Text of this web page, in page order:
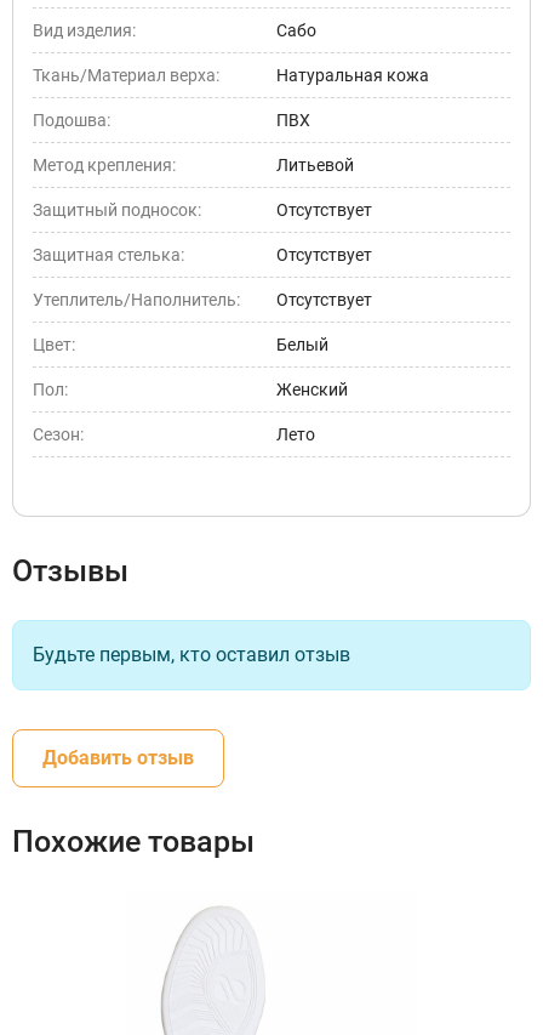
Вид изделия: Сабо
Ткань/Материал верха: Натуральная кожа
Подошва: ПВХ
Метод крепления: Литьевой
Защитный подносок: Отсутствует
Защитная стелька: Отсутствует
Утеплитель/Наполнитель: Отсутствует
Цвет: Белый
Пол: Женский
Сезон: Лето
Отзывы
Будьте первым, кто оставил отзыв
Добавить отзыв
Похожие товары